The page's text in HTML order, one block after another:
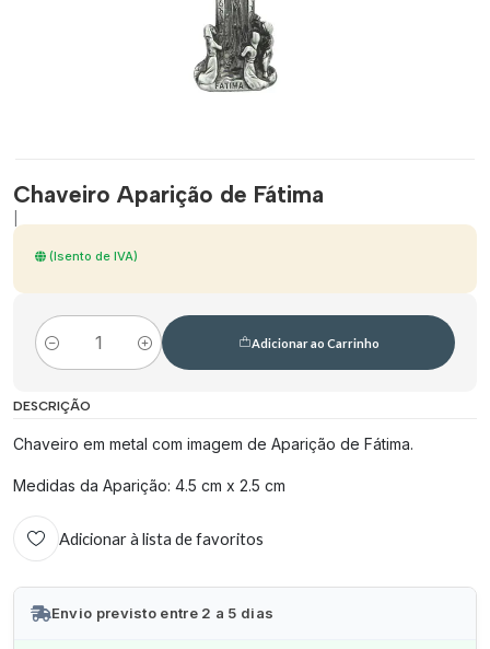
Chaveiro Aparição de Fátima
(Isento de IVA)
Quantidade
Adicionar ao Carrinho
DESCRIÇÃO
Chaveiro em metal com imagem de Aparição de Fátima.
Medidas da Aparição: 4.5 cm x 2.5 cm
Adicionar à lista de favoritos
Envio previsto entre 2 a 5 dias